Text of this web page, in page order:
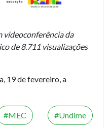
videoconferência da
de 8.711 visualizações
19 de fevereiro, a
MEC Undime